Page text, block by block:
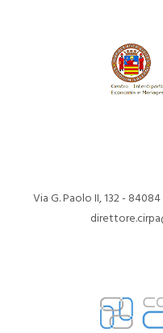
Via G. Paolo II, 132 -